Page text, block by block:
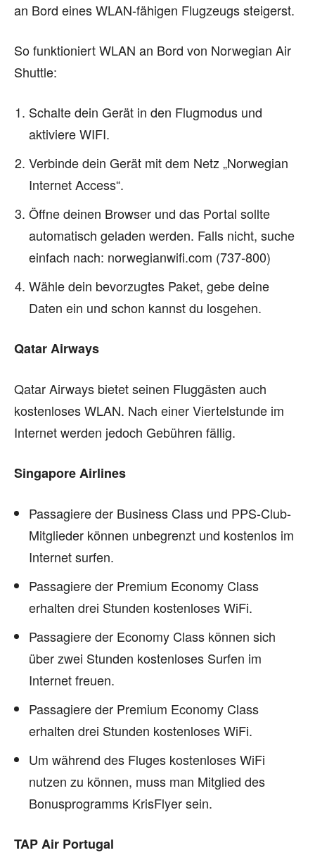
an Bord eines WLAN-fähigen Flugzeugs steigerst.
So funktioniert WLAN an Bord von Norwegian Air
Shuttle:
Schalte dein Gerät in den Flugmodus und
aktiviere WIFI.
Verbinde dein Gerät mit dem Netz „Norwegian
Internet Access“.
Öffne deinen Browser und das Portal sollte
automatisch geladen werden. Falls nicht, suche
einfach nach: norwegianwifi.com (737-800)
Wähle dein bevorzugtes Paket, gebe deine
Daten ein und schon kannst du losgehen.
Qatar Airways
Qatar Airways bietet seinen Fluggästen auch
kostenloses WLAN. Nach einer Viertelstunde im
Internet werden jedoch Gebühren fällig.
Singapore Airlines
Passagiere der Business Class und PPS-Club-
Mitglieder können unbegrenzt und kostenlos im
Internet surfen.
Passagiere der Premium Economy Class
erhalten drei Stunden kostenloses WiFi.
Passagiere der Economy Class können sich
über zwei Stunden kostenloses Surfen im
Internet freuen.
Passagiere der Premium Economy Class
erhalten drei Stunden kostenloses WiFi.
Um während des Fluges kostenloses WiFi
nutzen zu können, muss man Mitglied des
Bonusprogramms KrisFlyer sein.
TAP Air Portugal